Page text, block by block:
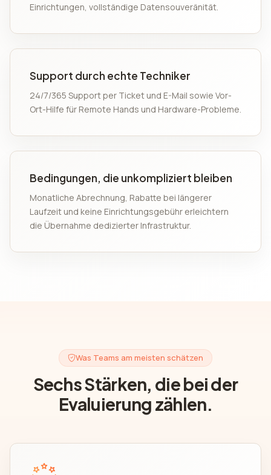
Einrichtungen, vollständige Datensouveränität.
Support durch echte Techniker
24/7/365 Support per Ticket und E-Mail sowie Vor-
Ort-Hilfe für Remote Hands und Hardware-Probleme.
Bedingungen, die unkompliziert bleiben
Monatliche Abrechnung, Rabatte bei längerer
Laufzeit und keine Einrichtungsgebühr erleichtern
die Übernahme dedizierter Infrastruktur.
Was Teams am meisten schätzen
Sechs Stärken, die bei der
Evaluierung zählen.